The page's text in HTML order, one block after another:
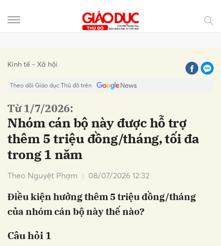
Kinh tế - Xã hội
Theo dõi Giáo dục Thủ đô trên
Từ 1/7/2026:
Nhóm cán bộ này được hỗ trợ
thêm 5 triệu đồng/tháng, tối đa
trong 1 năm
Theo Nguyệt Phạm 08/07/2026 12:32
Điều kiện hưởng thêm 5 triệu đồng/tháng
của nhóm cán bộ này thế nào?
Câu hỏi 1